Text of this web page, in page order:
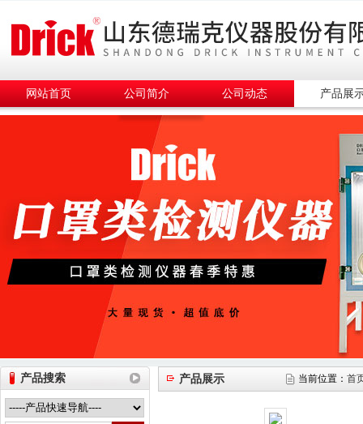
山东德瑞克仪器股份有限公司
网站首页 公司简介 公司动态 产品展
产品搜索 产品展示 当前位置： 首